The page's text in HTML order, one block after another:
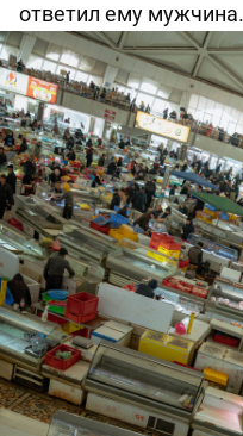
ответил ему мужчина.